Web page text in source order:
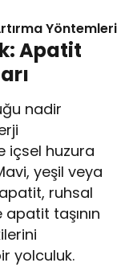
Yöntemleri
Apatit
nadir
içsel huzura
yeşil veya
ruhsal
taşının
yolculuk.